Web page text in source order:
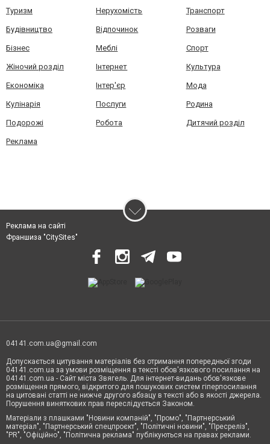
Туризм Нерухомість Транспорт
Будівництво Відпочинок Розваги
Бізнес Меблі Спорт
Жіночий розділ Інтернет Культура
Економіка Інтер'єр Мода
Кулінарія Послуги Родина
Подорожі Робота Дитячий розділ
Реклама
Реклама на сайті
Франшиза "CitySites"
04141.com.ua@gmail.com
Допускається цитування матеріалів без отримання попередньої згоди
04141.com.ua за умови розміщення в тексті обов'язкового посилання на
04141.com.ua - Сайт міста Звягель. Для інтернет-видань обов'язкове
розміщення прямого, відкритого для пошукових систем гіперпосилання
на цитовані статті не нижче другого абзацу в тексті або в якості джерела.
Порушення виняткових прав переслідується Законом.
Матеріали з плашками "Новини компаній", "Промо", "Партнерський
матеріал", "Партнерський спецпроєкт", "Політичні новини", "Пресреліз",
"PR", "Офіційно", "Політична реклама" публікуються на правах реклами.